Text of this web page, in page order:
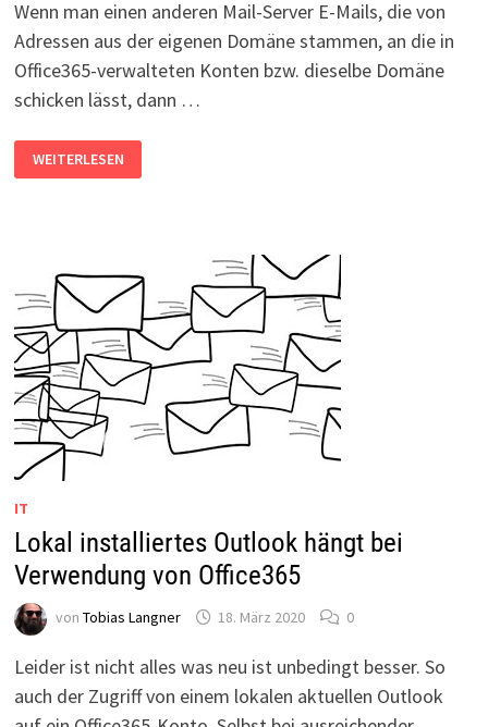
Wenn man einen anderen Mail-Server E-Mails, die von
Adressen aus der eigenen Domäne stammen, an die in
Office365-verwalteten Konten bzw. dieselbe Domäne
schicken lässt, dann …
OFFICE365:
SPOOFING
EIGENER
WEITERLESEN
IT
Lokal installiertes Outlook hängt bei
Verwendung von Office365
von Tobias Langner 18. März 2020 0
Leider ist nicht alles was neu ist unbedingt besser. So
auch der Zugriff von einem lokalen aktuellen Outlook